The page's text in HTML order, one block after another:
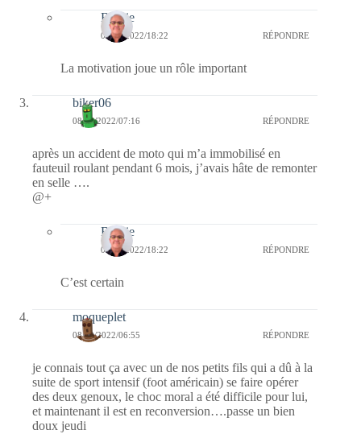
Bernie
08/09/2022/18:22 RÉPONDRE
La motivation joue un rôle important
biker06
08/09/2022/07:16 RÉPONDRE
après un accident de moto qui m’a immobilisé en
fauteuil roulant pendant 6 mois, j’avais hâte de remonter
en selle ….
@+
Bernie
08/09/2022/18:22 RÉPONDRE
C’est certain
moqueplet
08/09/2022/06:55 RÉPONDRE
je connais tout ça avec un de nos petits fils qui a dû à la
suite de sport intensif (foot américain) se faire opérer
des deux genoux, le choc moral a été difficile pour lui,
et maintenant il est en reconversion….passe un bien
doux jeudi